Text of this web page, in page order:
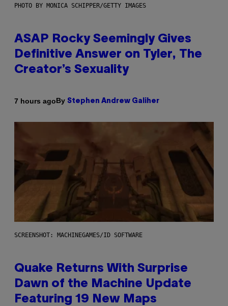
PHOTO BY MONICA SCHIPPER/GETTY IMAGES
ASAP Rocky Seemingly Gives
Definitive Answer on Tyler, The
Creator’s Sexuality
7 hours agoBy Stephen Andrew Galiher
SCREENSHOT: MACHINEGAMES/ID SOFTWARE
Quake Returns With Surprise
Dawn of the Machine Update
Featuring 19 New Maps